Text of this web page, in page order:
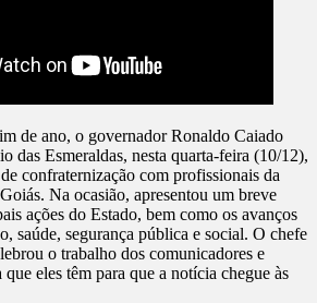
de ano, o governador Ronaldo Caiado
das Esmeraldas, nesta quarta-feira (10/12),
confraternização com profissionais da
Na ocasião, apresentou um breve
ações do Estado, bem como os avanços
saúde, segurança pública e social. O chefe
o trabalho dos comunicadores e
eles têm para que a notícia chegue às